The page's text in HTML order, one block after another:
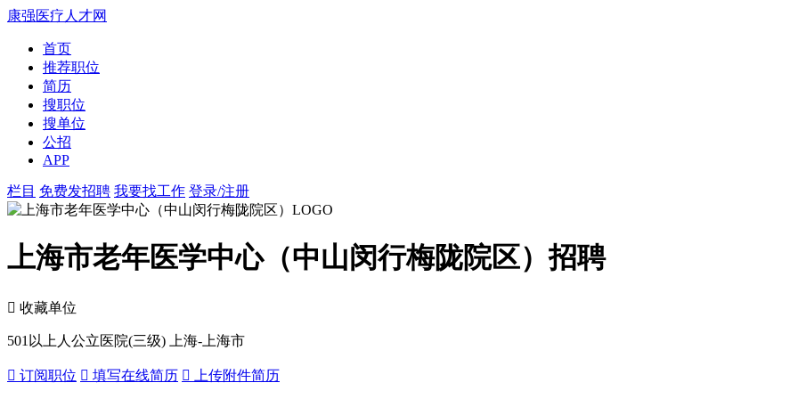
康强医疗人才网
首页
推荐职位
简历
搜职位
搜单位
公招
APP
栏目 免费发招聘 我要找工作 登录/注册
上海市老年医学中心（中山闵行梅陇院区）招聘
 收藏单位
501以上人 公立医院(三级) 上海-上海市
 订阅职位  填写在线简历  上传附件简历